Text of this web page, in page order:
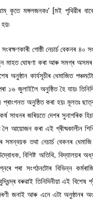
‌ কৃতে মঙ্গলজনকঃ’ [মই পৃথিৱীৰ
হয়৷
সংৰক্ষণকাৰী গোষ্ঠী নেচাৰ্চ বেকনৰ ৪০
মাহত ঘোষণা কৰা আৰু সমগ্ৰ অসমৰ
অনুষ্ঠান কাৰ্যসূচীৰ ধেমাজিত পঞ্চমটো
১৬ জুলাইলৈ অনুষ্ঠিত হৈ যায়৷
প্ৰাংগনত অনুষ্ঠিত কৰা হয়৷ মূলতঃ
সাধনৰ জৰিয়তে দেশৰ সুনাগৰিক
লৈ আয়োজন কৰা এই গ্ৰীষ্মকালীন
সমন্বয়ক তথা নেচাৰ্চ বেকনৰ ধেমাজি
,বিশিষ্ট অতিথি, বিদ্যালয়ৰ
পৰা সংগঠনটোৰ বিভিন্ন
বৰুৱাই তিনিদিনীয়া এই বিশেষ
জনাই আৰু এনে এটা অনুষ্ঠানৰ